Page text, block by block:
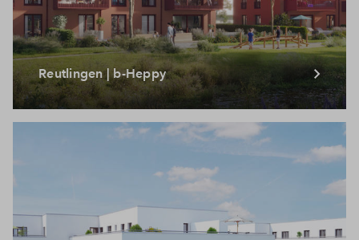
Reutlingen | b-Heppy